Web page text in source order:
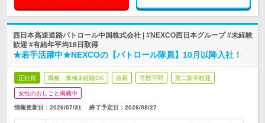
西日本高速道路パトロール中国株式会社 | #NEXCO西日本グループ #未経験
歓迎 #有給年平均18日取得
★若手活躍中★NEXCOの【パトロール隊員】10月以降入社！
正社員 職種・業種未経験OK 急募 学歴不問 第二新卒歓迎
女性のおしごと掲載中
情報更新日：2026/07/31 終了予定日： 2026/08/27